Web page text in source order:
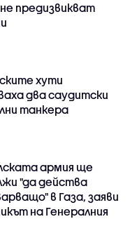
предизвикват
хути
два саудитски
танкера
армия ще
"да действа
в Газа, заяви
на Генералния